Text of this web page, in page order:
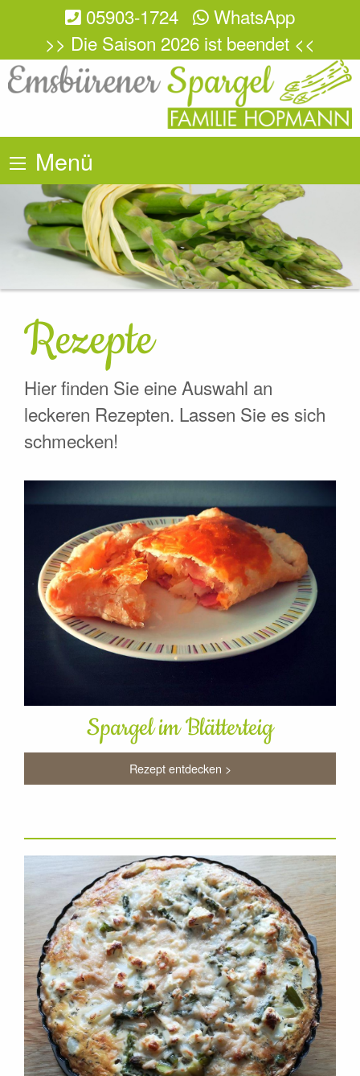
05903-1724
WhatsApp
>> Die Saison 2026 ist beendet <<
Menü
Rezepte
Hier finden Sie eine Auswahl an
leckeren Rezepten. Lassen Sie es sich
schmecken!
Spargel im Blätterteig
Rezept entdecken >